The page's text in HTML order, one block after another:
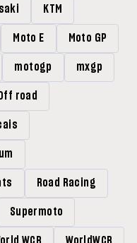
KTM
Moto E Moto GP
motogp mxgp
road
Road Racing
Supermoto